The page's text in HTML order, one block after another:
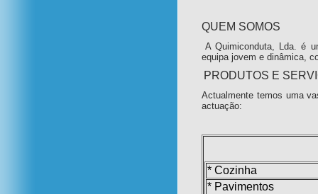
QUEM SOMOS
A Quimiconduta, Lda. é
equipa jovem e dinâmica,
PRODUTOS E
Actualmente temos uma
actuação:
* Cozinha
* Pavimentos